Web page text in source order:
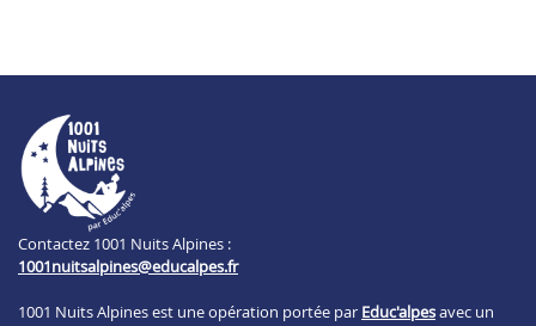
Contactez 1001 Nuits Alpines :
1001nuitsalpines@educalpes.fr
1001 Nuits Alpines est une opération portée par Educ'alpesavec un